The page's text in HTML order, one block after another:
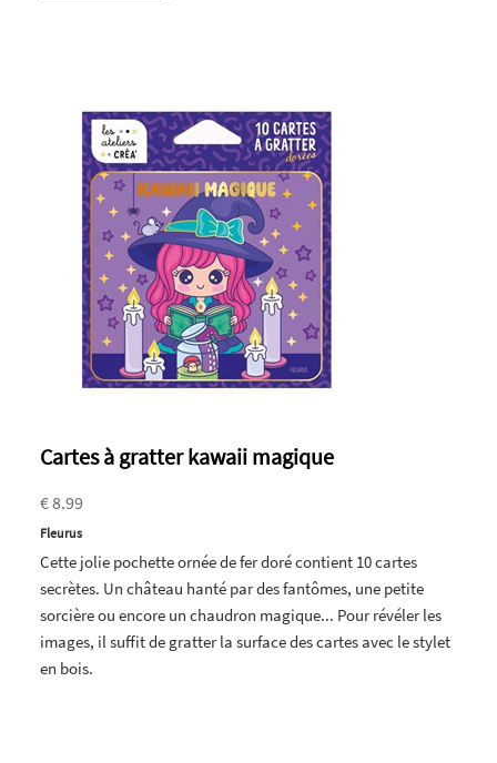
Cartes à gratter kawaii magique
€ 8.99
Fleurus
Cette jolie pochette ornée de fer doré contient 10 cartes
secrètes. Un château hanté par des fantômes, une petite
sorcière ou encore un chaudron magique... Pour révéler les
images, il suffit de gratter la surface des cartes avec le stylet
en bois.